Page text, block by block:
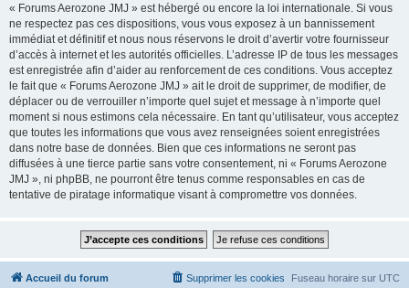
« Forums Aerozone JMJ » est hébergé ou encore la loi internationale. Si vous
ne respectez pas ces dispositions, vous vous exposez à un bannissement
immédiat et définitif et nous nous réservons le droit d’avertir votre fournisseur
d’accès à internet et les autorités officielles. L’adresse IP de tous les messages
est enregistrée afin d’aider au renforcement de ces conditions. Vous acceptez
le fait que « Forums Aerozone JMJ » ait le droit de supprimer, de modifier, de
déplacer ou de verrouiller n’importe quel sujet et message à n’importe quel
moment si nous estimons cela nécessaire. En tant qu’utilisateur, vous acceptez
que toutes les informations que vous avez renseignées soient enregistrées
dans notre base de données. Bien que ces informations ne seront pas
diffusées à une tierce partie sans votre consentement, ni « Forums Aerozone
JMJ », ni phpBB, ne pourront être tenus comme responsables en cas de
tentative de piratage informatique visant à compromettre vos données.
Accueil du forum Fuseau horaire sur UTC
Supprimer les cookies